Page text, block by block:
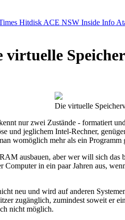
Hitdisk ACE NSW Inside Info
Die virtuelle
nur zwei Zustände - formatiert
und jeglichem Intel-Rechner,
womöglich mehr als ein Programm
ausbauen, aber wer will sich das
in ein paar Jahren aus,
neu und wird auf anderen
zugänglich, zumindest soweit er
nicht möglich.